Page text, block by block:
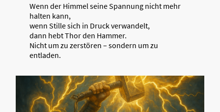
Wenn der Himmel seine Spannung nicht mehr
halten kann,
wenn Stille sich in Druck verwandelt,
dann hebt Thor den Hammer.
Nicht um zu zerstören – sondern um zu
entladen.